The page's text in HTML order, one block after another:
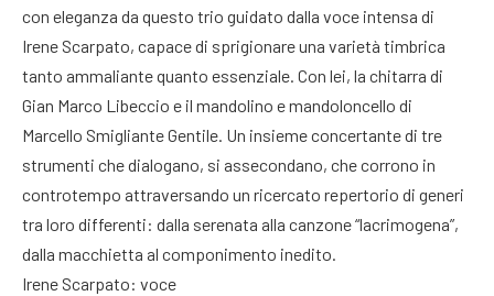
con eleganza da questo trio guidato dalla voce intensa di
Irene Scarpato, capace di sprigionare una varietà timbrica
tanto ammaliante quanto essenziale. Con lei, la chitarra di
Gian Marco Libeccio e il mandolino e mandoloncello di
Marcello Smigliante Gentile. Un insieme concertante di tre
strumenti che dialogano, si assecondano, che corrono in
controtempo attraversando un ricercato repertorio di generi
tra loro differenti: dalla serenata alla canzone “lacrimogena”,
dalla macchietta al componimento inedito.
Irene Scarpato: voce